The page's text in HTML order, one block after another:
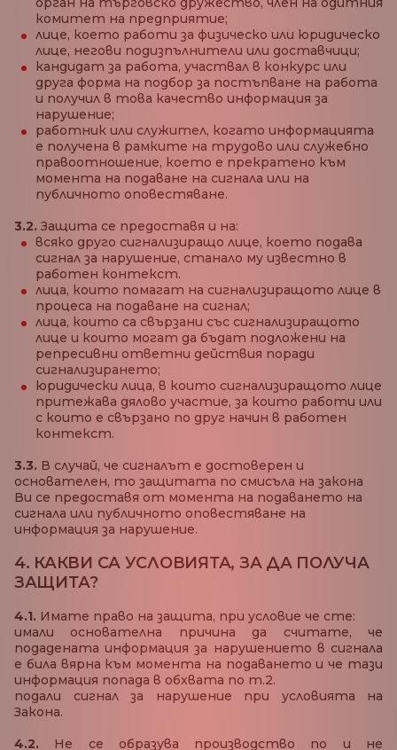
комитет на предприятие;
лице, което работи за физическо или юридическо
лице, негови подизпълнители или доставчици;
кандидат за работа, участвал в конкурс или
друга форма на подбор за постъпване на работа
и получил в това качество информация за
нарушение;
работник или служител, когато информацията
е получена в рамките на трудово или служебно
правоотношение, което е прекратено към
момента на подаване на сигнала или на
публичното оповестяване.
3.2. Защита се предоставя и на:
всяко друго сигнализиращо лице, което подава
сигнал за нарушение, станало му известно в
работен контекст.
лица, които помагат на сигнализиращото лице в
процеса на подаване на сигнал;
лица, които са свързани със сигнализиращото
лице и които могат да бъдат подложени на
репресивни ответни действия поради
сигнализирането;
юридически лица, в които сигнализиращото лице
притежава дялово участие, за които работи или
с които е свързано по друг начин в работен
контекст.
3.3. В случай, че сигналът е достоверен и
основателен, то защитата по смисъла на закона
Ви се предоставя от момента на подаването на
сигнала или публичното оповестяване на
информация за нарушение.
4. КАКВИ СА УСЛОВИЯТА, ЗА ДА ПОЛУЧА
ЗАЩИТА?
4.1. Имате право на защита, при условие че сте:
имали основателна причина да считате, че
подадената информация за нарушението в сигнала
е била вярна към момента на подаването и че тази
информация попада в обхвата по т.2.
подали сигнал за нарушение при условията на
Закона.
4.2. Не се образува производство по и не